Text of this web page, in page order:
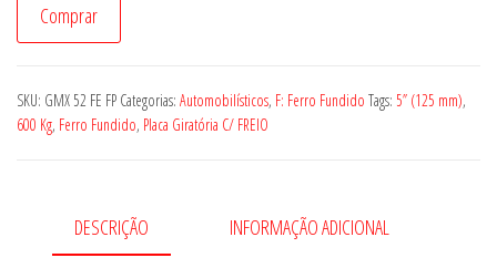
FE
FP
Comprar
SKU: GMX 52 FE FP Categorias: Automobilísticos, F: Ferro Fundido Tags: 5” (125 mm),
600 Kg, Ferro Fundido, Placa Giratória C/ FREIO
DESCRIÇÃO INFORMAÇÃO ADICIONAL